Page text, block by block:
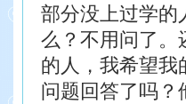
部分没上过学的
么？不用问了。
的人，我希望我
问题回答了吗？